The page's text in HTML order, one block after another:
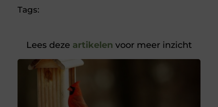
Tags:
Lees deze artikelen voor meer inzicht